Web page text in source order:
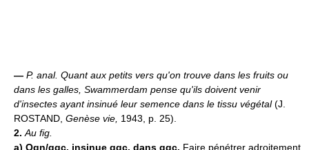
— P. anal. Quant aux petits vers qu'on trouve dans les fruits ou
dans les galles, Swammerdam pense qu'ils doivent venir
d'insectes ayant insinué leur semence dans le tissu végétal(J.
ROSTAND, Genèse vie, 1943, p. 25).
2. Au fig.
a) Qqn/qqc. insinue qqc. dans qqc. Faire pénétrer adroitement.